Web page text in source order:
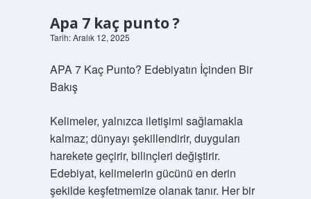
Apa 7 kaç punto ?
Tarih: Aralık 12, 2025
APA 7 Kaç Punto? Edebiyatın İçinden Bir
Bakış
Kelimeler, yalnızca iletişimi sağlamakla
kalmaz; dünyayı şekillendirir, duyguları
harekete geçirir, bilinçleri değiştirir.
Edebiyat, kelimelerin gücünü en derin
şekilde keşfetmemize olanak tanır. Her bir